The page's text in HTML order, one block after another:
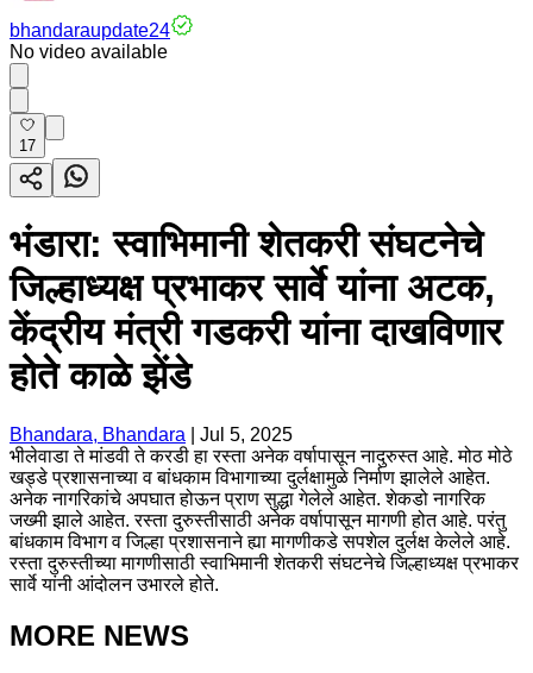
bhandaraupdate24
No video available
17
भंडारा: स्वाभिमानी शेतकरी संघटनेचे
जिल्हाध्यक्ष प्रभाकर सार्वे यांना अटक,
केंद्रीय मंत्री गडकरी यांना दाखविणार
होते काळे झेंडे
Bhandara, Bhandara
Jul 5, 2025
भीलेवाडा ते मांडवी ते करडी हा रस्ता अनेक वर्षापासून नादुरुस्त आहे. मोठ मोठे
खड्डे प्रशासनाच्या व बांधकाम विभागाच्या दुर्लक्षामुळे निर्माण झालेले आहेत.
अनेक नागरिकांचे अपघात होऊन प्राण सुद्धा गेलेले आहेत. शेकडो नागरिक
जख्मी झाले आहेत. रस्ता दुरुस्तीसाठी अनेक वर्षापासून मागणी होत आहे. परंतु
बांधकाम विभाग व जिल्हा प्रशासनाने ह्या मागणीकडे सपशेल दुर्लक्ष केलेले आहे.
रस्ता दुरुस्तीच्या मागणीसाठी स्वाभिमानी शेतकरी संघटनेचे जिल्हाध्यक्ष प्रभाकर
सार्वे यांनी आंदोलन उभारले होते.
MORE NEWS